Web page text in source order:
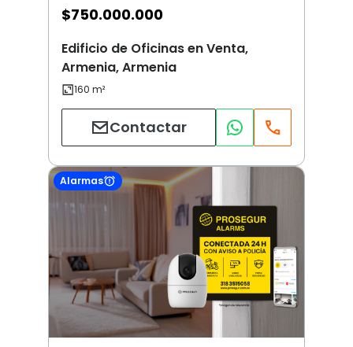
$750.000.000
Edificio de Oficinas en Venta,
Armenia, Armenia
Contactar
Alarmas